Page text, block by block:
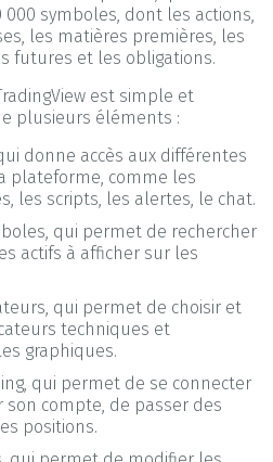
symboles, dont les actions,
les matières premières, les
futures et les obligations.
est simple et
plusieurs éléments :
donne accès aux différentes
plateforme, comme les
les scripts, les alertes, le chat.
qui permet de rechercher
actifs à afficher sur les
qui permet de choisir et
techniques et
graphiques.
qui permet de se connecter
son compte, de passer des
positions.